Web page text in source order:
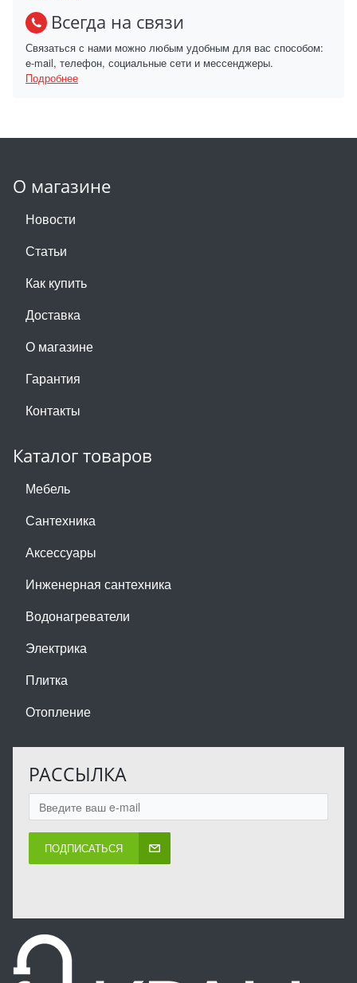
Всегда на связи
Связаться с нами можно любым удобным для вас способом:
e-mail, телефон, социальные сети и мессенджеры.
Подробнее
О магазине
Новости
Статьи
Как купить
Доставка
О магазине
Гарантия
Контакты
Каталог товаров
Мебель
Сантехника
Аксессуары
Инженерная сантехника
Водонагреватели
Электрика
Плитка
Отопление
РАССЫЛКА
ПОДПИСАТЬСЯ